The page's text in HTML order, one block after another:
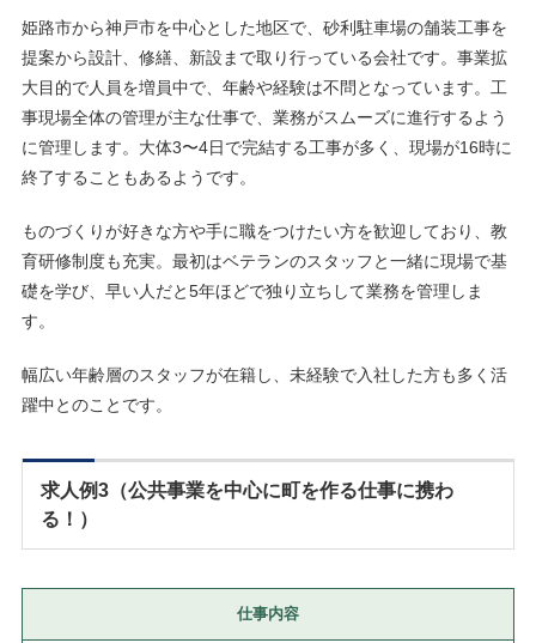
姫路市から神戸市を中心とした地区で、砂利駐車場の舗装工事を
提案から設計、修繕、新設まで取り行っている会社です。事業拡
大目的で人員を増員中で、年齢や経験は不問となっています。工
事現場全体の管理が主な仕事で、業務がスムーズに進行するよう
に管理します。大体3〜4日で完結する工事が多く、現場が16時に
終了することもあるようです。
ものづくりが好きな方や手に職をつけたい方を歓迎しており、教
育研修制度も充実。最初はベテランのスタッフと一緒に現場で基
礎を学び、早い人だと5年ほどで独り立ちして業務を管理しま
す。
幅広い年齢層のスタッフが在籍し、未経験で入社した方も多く活
躍中とのことです。
求人例3（公共事業を中心に町を作る仕事に携わ
る！）
仕事内容